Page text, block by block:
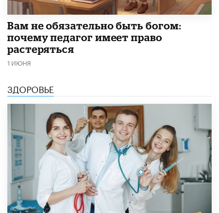
​Вам не обязательно быть богом:
почему педагог имеет право
растеряться
1 ИЮНЯ
ЗДОРОВЬЕ